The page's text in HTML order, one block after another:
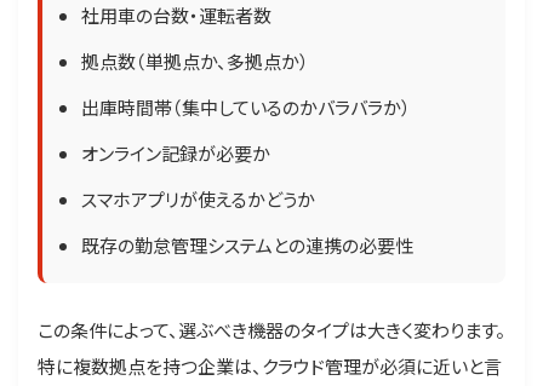
社用車の台数・運転者数
拠点数（単拠点か、多拠点か）
出庫時間帯（集中しているのかバラバラか）
オンライン記録が必要か
スマホアプリが使えるかどうか
既存の勤怠管理システムとの連携の必要性
この条件によって、選ぶべき機器のタイプは大きく変わります。
特に複数拠点を持つ企業は、クラウド管理が必須に近いと言